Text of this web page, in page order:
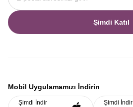
Şimdi Katıl
Mobil Uygulamamızı İndirin
Şimdi İndir Şimdi İndir